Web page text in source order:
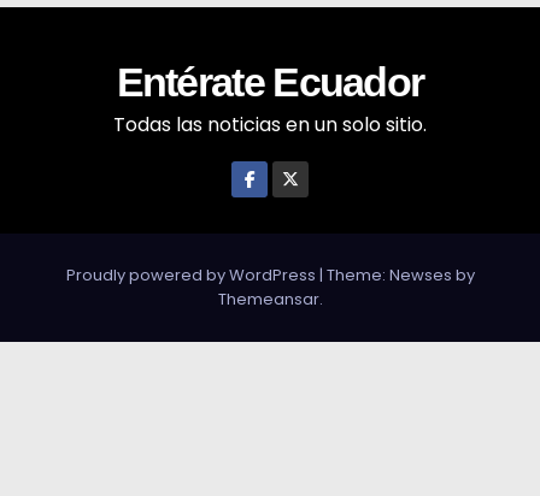
Entérate Ecuador
Todas las noticias en un solo sitio.
Proudly powered by WordPress | Theme: Newses by
Themeansar.